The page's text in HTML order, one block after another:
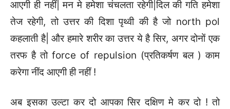
आएगी ही नहीं| मन मे हमेशा चंचलता रहेगी|दिल की गति हमेशा
तेज रहेगी, तो उत्तर की दिशा पृथ्वी की है जो north pol
कहलाती है| और हमारे शरीर का उत्तर ये है सिर, अगर दोनों एक
तरफ है तो force of repulsion (प्रतिकर्षण बल ) काम
करेगा नींद आएगी ही नहीं !
अब इसका उल्टा कर दो आपका सिर दक्षिण मे कर दो ! तो